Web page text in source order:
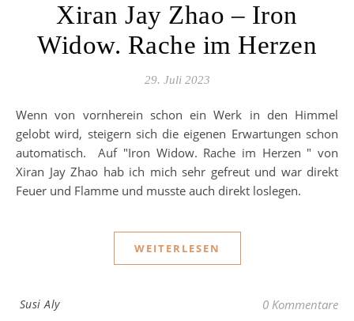
Xiran Jay Zhao – Iron
Widow. Rache im Herzen
29. Juli 2023
Wenn von vornherein schon ein Werk in den Himmel
gelobt wird, steigern sich die eigenen Erwartungen schon
automatisch. Auf "Iron Widow. Rache im Herzen " von
Xiran Jay Zhao hab ich mich sehr gefreut und war direkt
Feuer und Flamme und musste auch direkt loslegen.
WEITERLESEN
Susi Aly 0 Kommentare